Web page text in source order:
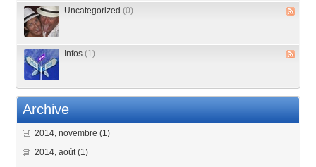
Uncategorized (0)
Infos (1)
Archive
2014, novembre(1)
2014, août(1)